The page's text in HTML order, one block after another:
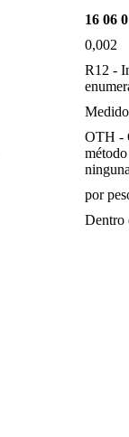
16 06
0,002
R12 -
Medido
OTH -
por
Dentro